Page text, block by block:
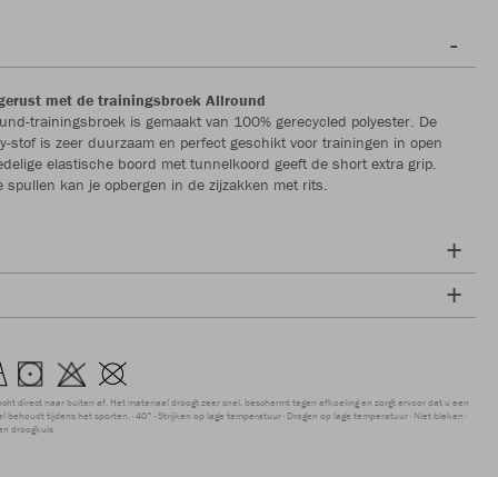
met de trainingsbroek Allround
trainingsbroek is gemaakt van 100% gerecycled polyester. De
stof is zeer duurzaam en perfect geschikt voor trainingen in open
elastische boord met tunnelkoord geeft de short extra grip.
spullen kan je opbergen in de zijzakken met rits.
direct naar buiten af. Het materiaal droogt zeer snel, beschermt tegen afkoeling en zorgt ervoor dat u een
behoudt tijdens het sporten. 40° Strijken op lage temperatuur Drogen op lage temperatuur Niet bleken
droogkuis